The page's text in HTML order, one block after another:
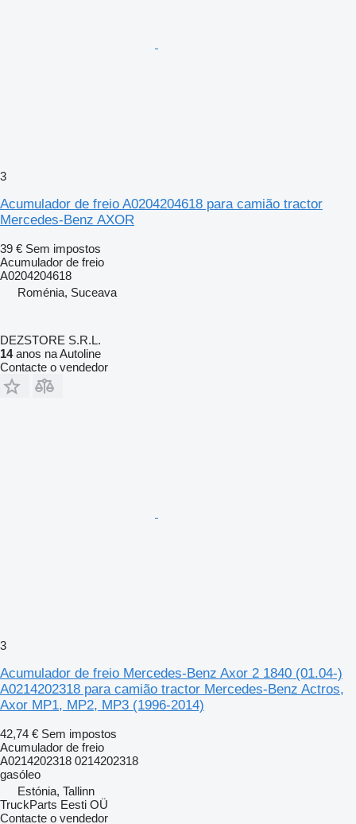
3
Acumulador de freio A0204204618 para camião tractor
Mercedes-Benz AXOR
39 € Sem impostos
Acumulador de freio
A0204204618
Roménia, Suceava
DEZSTORE S.R.L.
14anos na Autoline
Contacte o vendedor
3
Acumulador de freio Mercedes-Benz Axor 2 1840 (01.04-)
A0214202318 para camião tractor Mercedes-Benz Actros,
Axor MP1, MP2, MP3 (1996-2014)
42,74 € Sem impostos
Acumulador de freio
A0214202318 0214202318
gasóleo
Estónia, Tallinn
TruckParts Eesti OÜ
Contacte o vendedor